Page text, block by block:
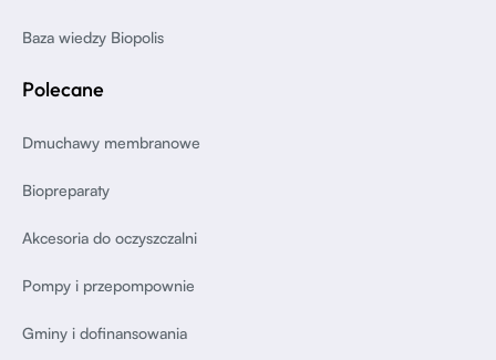
Baza wiedzy Biopolis
Polecane
Dmuchawy membranowe
Biopreparaty
Akcesoria do oczyszczalni
Pompy i przepompownie
Gminy i dofinansowania